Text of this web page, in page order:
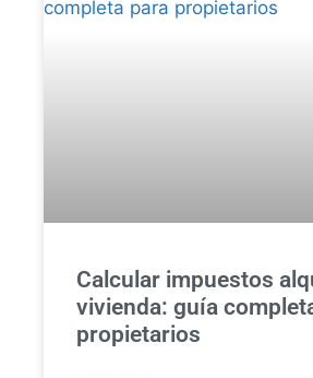
Calcular impuestos
vivienda: guía
propietarios